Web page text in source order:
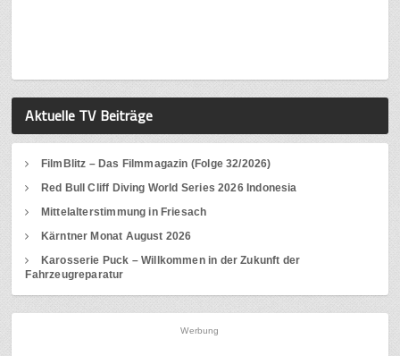
Aktuelle TV Beiträge
FilmBlitz – Das Filmmagazin (Folge 32/2026)
Red Bull Cliff Diving World Series 2026 Indonesia
Mittelalterstimmung in Friesach
Kärntner Monat August 2026
Karosserie Puck – Willkommen in der Zukunft der
Fahrzeugreparatur
Werbung